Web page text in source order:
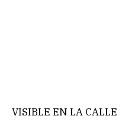
VISIBLE EN LA CALLE